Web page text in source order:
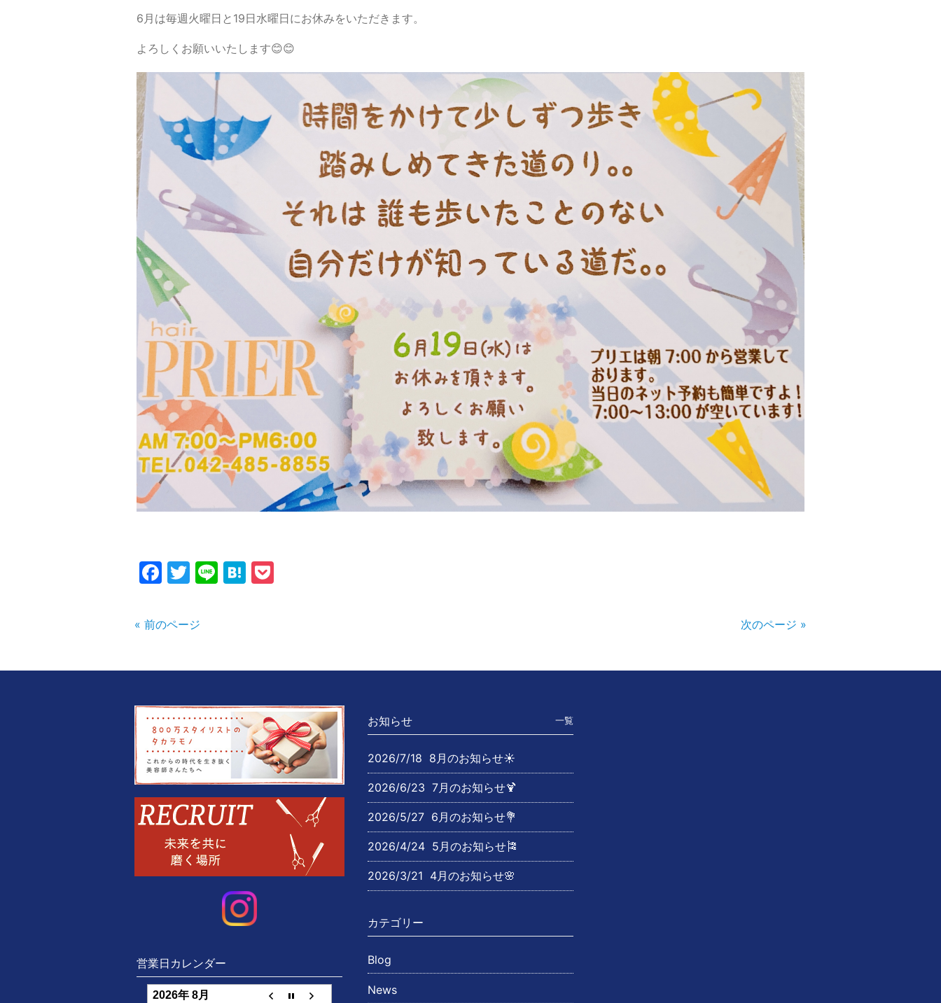
6月は毎週火曜日と19日水曜日にお休みをいただきます。
よろしくお願いいたします😊😊
Facebook
Twitter
LineHatena
« 前のページ 次のページ »
営業日カレンダー
2026年 8月
お知らせ 一覧
2026/7/18 8月のお知らせ☀️
2026/6/23 7月のお知らせ🍹
2026/5/27 6月のお知らせ💐
2026/4/24 5月のお知らせ🎏
2026/3/21 4月のお知らせ🌸
カテゴリー
Blog
News